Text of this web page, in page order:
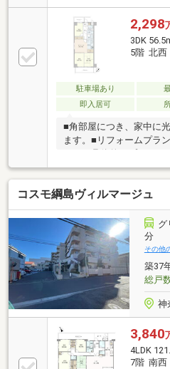
散歩を楽しめます■周辺
件■フィットケアデポ高
港北高田店徒歩約11分■
ーアクセスが便利――リ
月下旬完了)・システム
台、トイレ、洗面台、建
室→洋室へ変更 ・クロ
上張り ・スイッチ、コ
2,298
3DK
5階 北西
駐車場あり
即入居可
■角部屋につき、家中に
ます。■リフォームプラ
でご相談くださいませ。
駅徒歩10分、東急東横線
路線を利用でき、通勤・
落ち着いた住環境が広が
スーパーも徒歩圏内に揃
タートしやすい環境です
ご覧いただけます。 お
日当たりや広さ、質感を
ットで見学予約できる日
さいませ。
コスモ綱島ヴィルマージュ
グ
分
その他
築37
総戸
神
3,840
4LDK
7階 南西